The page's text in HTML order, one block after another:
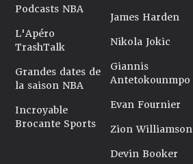
Podcasts NBA
L'Apéro
TrashTalk
Grandes dates de
la saison NBA
Incroyable
Brocante Sports
James Harden
Nikola Jokic
Giannis
Antetokounmpo
Evan Fournier
Zion Williamson
Devin Booker